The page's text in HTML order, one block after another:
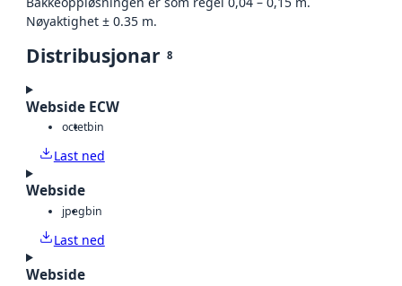
Nøyaktighet ± 0.35 m.
Distribusjonar 8
Webside ECW
octetbin
Last ned
Webside
jpegbin
Last ned
Webside